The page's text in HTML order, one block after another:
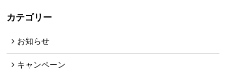
カテゴリー
お知らせ
キャンペーン